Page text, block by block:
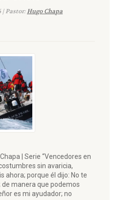
| Pastor:Hugo Chapa
| Serie “Vencedores en
sin avaricia,
ahora; porque él dijo: No te
manera que podemos
es mi ayudador; no